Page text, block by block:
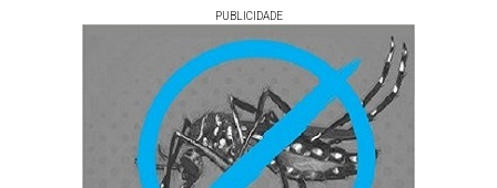
PUBLICIDADE